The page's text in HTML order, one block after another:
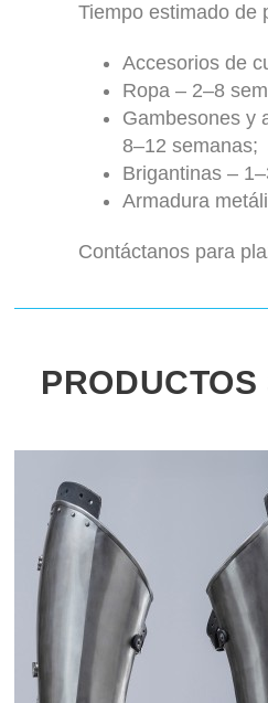
Tiempo estimado de
Accesorios de
Ropa – 2–8
Gambesones y
8–12 semanas;
Brigantinas –
Armadura
Contáctanos para